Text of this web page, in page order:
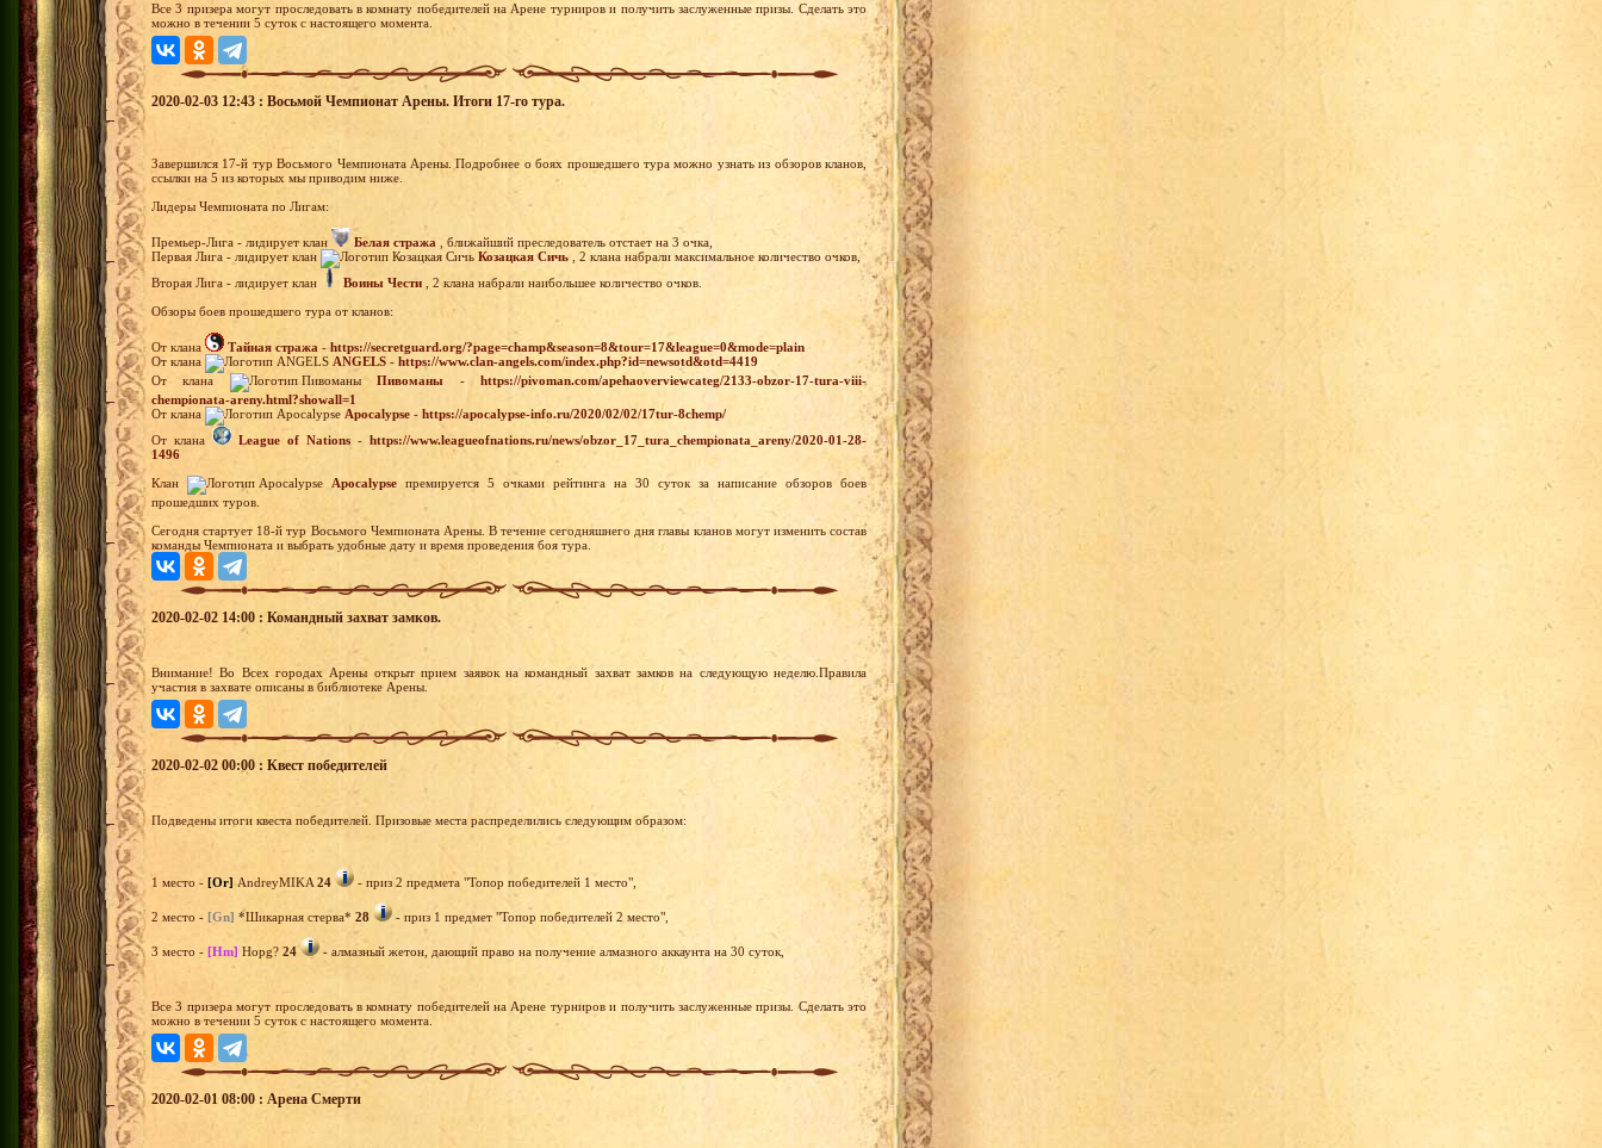
Все 3 призера могут проследовать в комнату победителей на Арене турниров и получить заслуженные призы. Сделать это
можно в течении 5 суток с настоящего момента.
2020-02-03 12:43 : Восьмой Чемпионат Арены. Итоги 17-го тура.
Завершился 17-й тур Восьмого Чемпионата Арены. Подробнее о боях прошедшего тура можно узнать из обзоров кланов,
ссылки на 5 из которых мы приводим ниже.
Лидеры Чемпионата по Лигам:
Премьер-Лига - лидирует клан Белая стража , ближайший преследователь отстает на 3 очка,
Первая Лига - лидирует клан
Козацкая Сичь , 2 клана набрали максимальное количество очков,
Вторая Лига - лидирует клан
Воины Чести , 2 клана набрали наибольшее количество очков.
Обзоры боев прошедшего тура от кланов:
От клана Тайная стража - https://secretguard.org/?page=champ&season=8&tour=17&league=0&mode=plain
От клана
ANGELS - https://www.clan-angels.com/index.php?id=newsotd&otd=4419
От клана
Пивоманы -https://pivoman.com/apehaoverviewcateg/2133-obzor-17-tura-viii-
chempionata-areny.html?showall=1
От клана
Apocalypse - https://apocalypse-info.ru/2020/02/02/17tur-8chemp/
От клана
League of Nations - https://www.leagueofnations.ru/news/obzor_17_tura_chempionata_areny/2020-01-28-
1496
Клан
Apocalypse премируется 5 очками рейтинга на 30 суток за написание обзоров боев
прошедших туров.
Сегодня стартует 18-й тур Восьмого Чемпионата Арены. В течение сегодняшнего дня главы кланов могут изменить состав
команды Чемпионата и выбрать удобные дату и время проведения боя тура.
2020-02-02 14:00 : Командный захват замков.
Внимание! Во Всех городах Арены открыт прием заявок на командный захват замков на следующую неделю.Правила
участия в захвате описаны в библиотеке Арены.
2020-02-02 00:00 : Квест победителей
Подведены итоги квеста победителей. Призовые места распределились следующим образом:
1 место - [Or] AndreyMIKA 24 - приз 2 предмета "Топор победителей 1 место",
2 место - [Gn] *Шикарная стерва* 28 - приз 1 предмет "Топор победителей 2 место",
3 место - [Hm] Hopg? 24 - алмазный жетон, дающий право на получение алмазного аккаунта на 30 суток,
Все 3 призера могут проследовать в комнату победителей на Арене турниров и получить заслуженные призы. Сделать это
можно в течении 5 суток с настоящего момента.
2020-02-01 08:00 : Арена Смерти